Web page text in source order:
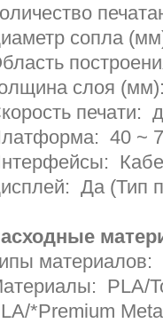
сопла
слоя
печати:
40 ~
Да (Тип
материалов:
PLA/
*Premium